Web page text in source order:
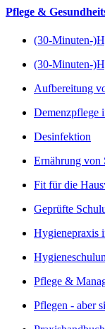
Pflege &
(30-Minuten-
(30-Minuten-
Aufbereitung
Demenzpflege
Desinfektion
Ernährung von
Fit für die
Geprüfte
Hygienepraxis
Pflege &
Pflegen - aber